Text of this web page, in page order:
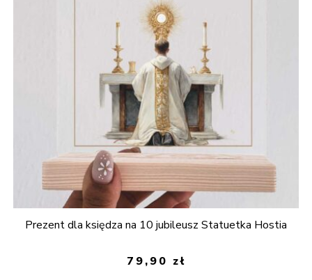
Prezent dla księdza na 10 jubileusz Statuetka Hostia
79,90 zł